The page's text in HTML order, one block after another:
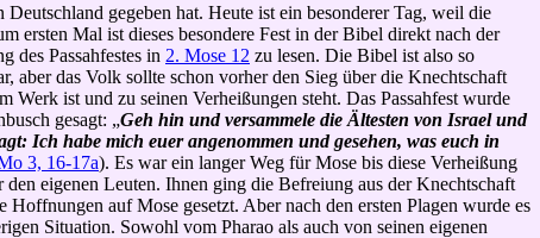
gegeben hat. Heute ist ein besonderer Tag, weil die
ersten Mal ist dieses besondere Fest in der Bibel direkt nach der
des Passahfestes in 2. Mose 12 zu lesen. Die Bibel ist also so
aber das Volk sollte schon vorher den Sieg über die Knechtschaft
ist und zu seinen Verheißungen steht. Das Passahfest wurde
gesagt: „Geh hin und versammele die Ältesten von Israel und
Ich habe mich euer angenommen und gesehen, was euch in
3, 16-17a). Es war ein langer Weg für Mose bis diese Verheißung
eigenen Leuten. Ihnen ging die Befreiung aus der Knechtschaft
auf Mose gesetzt. Aber nach den ersten Plagen wurde es
Situation. Sowohl vom Pharao als auch von seinen eigenen